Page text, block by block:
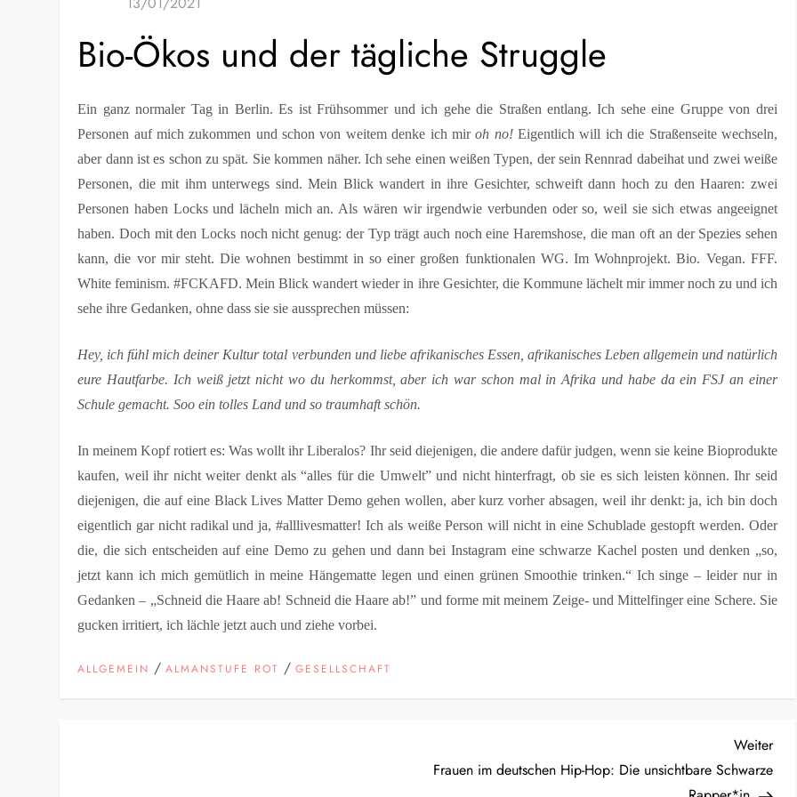
Bio-Ökos und der tägliche Struggle
Ein ganz normaler Tag in Berlin. Es ist Frühsommer und ich gehe die Straßen entlang. Ich sehe eine Gruppe von drei
Personen auf mich zukommen und schon von weitem denke ich miroh no!Eigentlich will ich die Straßenseite wechseln,
aber dann ist es schon zu spät. Sie kommen näher. Ich sehe einen weißen Typen, der sein Rennrad dabeihat und zwei weiße
Personen, die mit ihm unterwegs sind. Mein Blick wandert in ihre Gesichter, schweift dann hoch zu den Haaren: zwei
Personen haben Locks und lächeln mich an. Als wären wir irgendwie verbunden oder so, weil sie sich etwas angeeignet
haben. Doch mit den Locks noch nicht genug: der Typ trägt auch noch eine Haremshose, die man oft an der Spezies sehen
kann, die vor mir steht. Die wohnen bestimmt in so einer großen funktionalen WG. Im Wohnprojekt. Bio. Vegan. FFF.
White feminism. #FCKAFD. Mein Blick wandert wieder in ihre Gesichter, die Kommune lächelt mir immer noch zu und ich
sehe ihre Gedanken, ohne dass sie sie aussprechen müssen:
Hey, ich fühl mich deiner Kultur total verbunden und liebe afrikanisches Essen, afrikanisches Leben allgemein und natürlich
eure Hautfarbe. Ich weiß jetzt nicht wo du herkommst, aber ich war schon mal in Afrika und habe da ein FSJ an einer
Schule gemacht. Soo ein tolles Land und so traumhaft schön.
In meinem Kopf rotiert es: Was wollt ihr Liberalos? Ihr seid diejenigen, die andere dafür judgen, wenn sie keine Bioprodukte
kaufen, weil ihr nicht weiter denkt als “alles für die Umwelt” und nicht hinterfragt, ob sie es sich leisten können. Ihr seid
diejenigen, die auf eine Black Lives Matter Demo gehen wollen, aber kurz vorher absagen, weil ihr denkt: ja, ich bin doch
eigentlich gar nicht radikal und ja, #alllivesmatter! Ich als weiße Person will nicht in eine Schublade gestopft werden. Oder
die, die sich entscheiden auf eine Demo zu gehen und dann bei Instagram eine schwarze Kachel posten und denken „so,
jetzt kann ich mich gemütlich in meine Hängematte legen und einen grünen Smoothie trinken.“ Ich singe – leider nur in
Gedanken – „Schneid die Haare ab! Schneid die Haare ab!” und forme mit meinem Zeige- und Mittelfinger eine Schere. Sie
gucken irritiert, ich lächle jetzt auch und ziehe vorbei.
ALLGEMEIN /ALMANSTUFE ROT /GESELLSCHAFT
Weiter
Frauen im deutschen Hip-Hop: Die unsichtbare Schwarze